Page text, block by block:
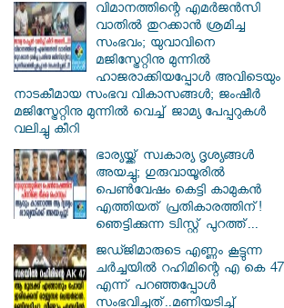
വിമാനത്തിന്റെ എമർജൻസി
വാതിൽ തുറക്കാൻ ശ്രമിച്ച
സംഭവം; യുവാവിനെ
മജിസ്ട്രേറ്റിനു മുന്നിൽ
ഹാജരാക്കിയപ്പോൾ അവിടെയും
നാടകീമായ സംഭവ വികാസങ്ങൾ; ജംഷീർ
മജിസ്ട്രേറ്റിനു മുന്നിൽ വെച്ച് ജാമ്യ പേപ്പറുകൾ
വലിച്ചു കീറി
ഭാര്യയ്ക്ക് സ്വകാര്യ ദൃശ്യങ്ങൾ
അയച്ചു; ഗുരുവായൂരിൽ
പെൺവേഷം കെട്ടി കാമുകൻ
എത്തിയത് പ്രതികാരത്തിന്!
ഞെട്ടിക്കുന്ന ട്വിസ്റ്റ് പുറത്ത്...
ജഡ്ജിമാരുടെ എണ്ണം കൂട്ടുന്ന
ചർച്ചയിൽ റഹിമിന്റെ എ കെ 47
എന്ന് പറഞ്ഞപ്പോൾ